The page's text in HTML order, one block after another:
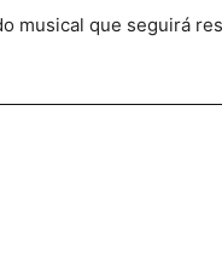
musical que seguirá